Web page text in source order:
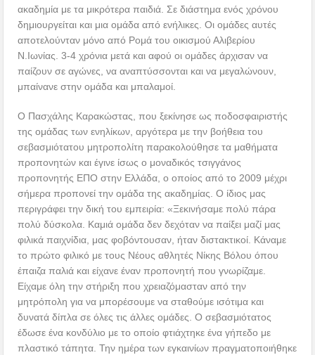
ακαδημία με τα μικρότερα παιδιά. Σε διάστημα ενός χρόνου
δημιουργείται και μια ομάδα από ενήλικες. Οι ομάδες αυτές
αποτελούνταν μόνο από Ρομά του οικισμού Αλιβερίου
Ν.Ιωνίας. 3-4 χρόνια μετά και αφού οι ομάδες άρχισαν να
παίζουν σε αγώνες, να αναπτύσσονται και να μεγαλώνουν,
μπαίνανε στην ομάδα και μπαλαμοί.
Ο Πασχάλης Καρακώστας, που ξεκίνησε ως ποδοσφαιριστής
της ομάδας των ενηλίκων, αργότερα με την βοήθεια του
σεβασμιότατου μητροπολίτη παρακολούθησε τα μαθήματα
προπονητών και έγινε ίσως ο μοναδικός τσιγγάνος
προπονητής ΕΠΟ στην Ελλάδα, ο οποίος από το 2009 μέχρι
σήμερα προπονεί την ομάδα της ακαδημίας. Ο ίδιος μας
περιγράφει την δική του εμπειρία: «Ξεκινήσαμε πολύ πάρα
πολύ δύσκολα. Καμιά ομάδα δεν δεχόταν να παίξει μαζί μας
φιλικά παιχνίδια, μας φοβόντουσαν, ήταν διστακτικοί. Κάναμε
το πρώτο φιλικό με τους Νέους αθλητές Νίκης Βόλου όπου
έπαιζα παλιά και είχανε έναν προπονητή που γνωρίζαμε.
Είχαμε όλη την στήριξη που χρειαζόμασταν από την
μητρόπολη για να μπορέσουμε να σταθούμε ισότιμα και
δυνατά δίπλα σε όλες τις άλλες ομάδες. Ο σεβασμιότατος
έδωσε ένα κονδύλιο με το οποίο φτιάχτηκε ένα γήπεδο με
πλαστικό τάπητα. Την ημέρα των εγκαινίων πραγματοποιήθηκε